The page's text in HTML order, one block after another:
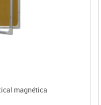
magnética